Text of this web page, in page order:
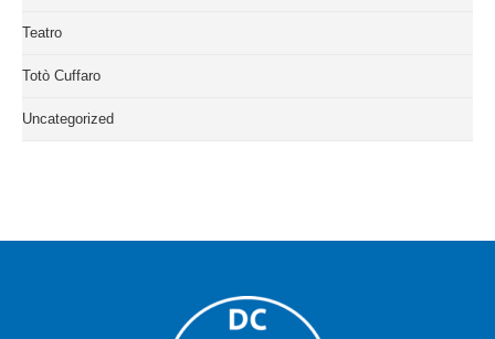
Teatro
Totò Cuffaro
Uncategorized